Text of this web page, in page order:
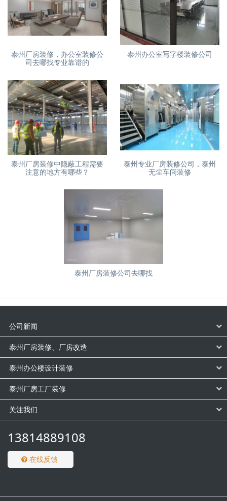
泰州厂房装修，办公室装修公
司去哪找专业靠谱的
泰州办公室写字楼装修公司
泰州厂房装修中隐蔽工程需要
注意的地方有哪些？
泰州专业厂房装修公司，泰州
无尘车间装修
泰州厂房装修公司去哪找
公司新闻
泰州厂房装修、厂房改造
泰州办公楼设计装修
泰州厂房工厂装修
关注我们
13814889108
在线反馈